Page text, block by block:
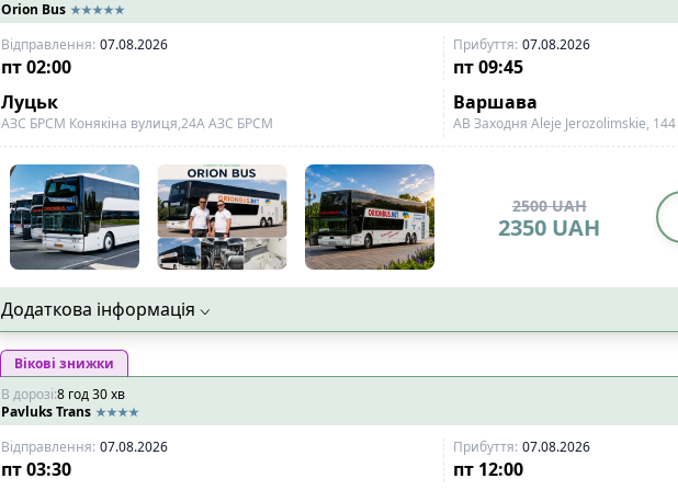
🔌Розетки біля кожного сидіння
🔌Розетки в салоні
📺
🎧
📱Wi-Fi 4G
🚲Місце для велосипеда 9
👶Місце для дитячого візка 9
♿Місце для інвалідного візка 28
Показано всі 28 рейси
Orion Bus
Відправлення: 07.08.2026 Прибуття: 07.08.2026
пт02:00 пт 09:45
Луцьк
Варшава
АЗС БРСМ Конякіна вулиця,24А АЗС БРСМ АВ Заходня Aleje Jerozolimskie, 144
2500 UAH
2350 UAH
Додаткова інформація
Вікові знижки
В дорозі:8 год30хв
Pavluks Trans
Відправлення: 07.08.2026 Прибуття: 07.08.2026
пт03:30 пт 12:00